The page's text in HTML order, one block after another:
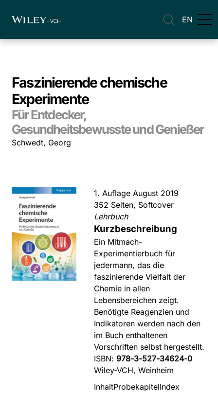
EN
Faszinierende chemische
Experimente
Für Entdecker,
Gesundheitsbewusste und Genießer
Schwedt, Georg
1. Auflage August 2019
352 Seiten, Softcover
Lehrbuch
Kurzbeschreibung
Ein Mitmach-
Experimentierbuch für
jedermann, das die
faszinierende Vielfalt der
Chemie in allen
Lebensbereichen zeigt.
Benötigte Reagenzien und
Indikatoren werden nach den
im Buch enthaltenen
Vorschriften selbst hergestellt.
ISBN: 978-3-527-34624-0
Wiley-VCH, Weinheim
InhaltProbekapitelIndex